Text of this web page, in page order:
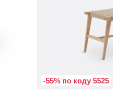
-55% по коду 5525